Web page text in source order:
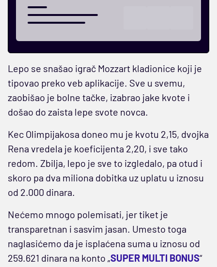
Lepo se snašao igrač Mozzart kladionice koji je
tipovao preko veb aplikacije. Sve u svemu,
zaobišao je bolne tačke, izabrao jake kvote i
došao do zaista lepe svote novca.
Kec Olimpijakosa doneo mu je kvotu 2,15, dvojka
Rena vredela je koeficijenta 2,20, i sve tako
redom. Zbilja, lepo je sve to izgledalo, pa otud i
skoro pa dva miliona dobitka uz uplatu u iznosu
od 2.000 dinara.
Nećemo mnogo polemisati, jer tiket je
transparetnan i sasvim jasan. Umesto toga
naglasićemo da je isplaćena suma u iznosu od
259.621 dinara na konto „SUPER MULTI BONUS“